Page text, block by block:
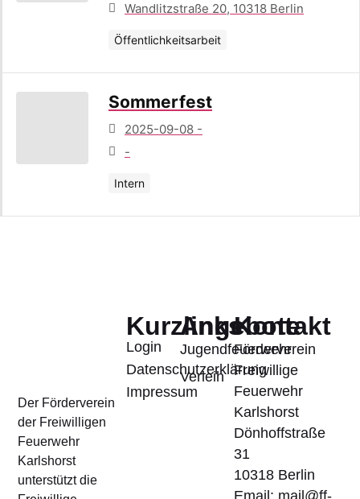
Wandlitzstraße 20, 10318 Berlin
Öffentlichkeitsarbeit
Sommerfest
2025-09-08 -
-
Intern
Der Förderverein
der Freiwilligen
Feuerwehr
Karlshorst
unterstützt die
Angebote
Jugendfeuerwehr
Verleih
Kurzlinks
Login
Datenschutzerklärung
Impressum
Kontakt
Förderverein
Freiwillige
Feuerwehr
Karlshorst
Dönhoffstraße
31
10318 Berlin
Email: mail@ff-